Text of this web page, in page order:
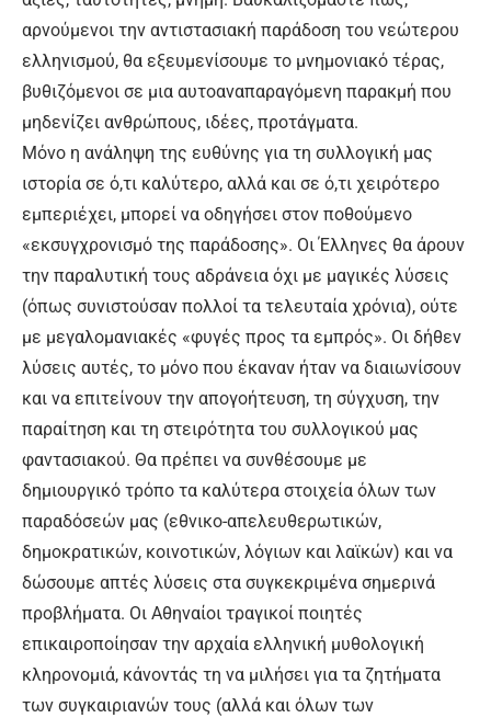
αρνούμενοι την αντιστασιακή παράδοση του νεώτερου
ελληνισμού, θα εξευμενίσουμε το μνημονιακό τέρας,
βυθιζόμενοι σε μια αυτοαναπαραγόμενη παρακμή που
μηδενίζει ανθρώπους, ιδέες, προτάγματα.
Μόνο η ανάληψη της ευθύνης για τη συλλογική μας
ιστορία σε ό,τι καλύτερο, αλλά και σε ό,τι χειρότερο
εμπεριέχει, μπορεί να οδηγήσει στον ποθούμενο
«εκσυγχρονισμό της παράδοσης». Οι Έλληνες θα άρουν
την παραλυτική τους αδράνεια όχι με μαγικές λύσεις
(όπως συνιστούσαν πολλοί τα τελευταία χρόνια), ούτε
με μεγαλομανιακές «φυγές προς τα εμπρός». Οι δήθεν
λύσεις αυτές, το μόνο που έκαναν ήταν να διαιωνίσουν
και να επιτείνουν την απογοήτευση, τη σύγχυση, την
παραίτηση και τη στειρότητα του συλλογικού μας
φαντασιακού. Θα πρέπει να συνθέσουμε με
δημιουργικό τρόπο τα καλύτερα στοιχεία όλων των
παραδόσεών μας (εθνικο-απελευθερωτικών,
δημοκρατικών, κοινοτικών, λόγιων και λαϊκών) και να
δώσουμε απτές λύσεις στα συγκεκριμένα σημερινά
προβλήματα. Οι Αθηναίοι τραγικοί ποιητές
επικαιροποίησαν την αρχαία ελληνική μυθολογική
κληρονομιά, κάνοντάς τη να μιλήσει για τα ζητήματα
των συγκαιριανών τους (αλλά και όλων των